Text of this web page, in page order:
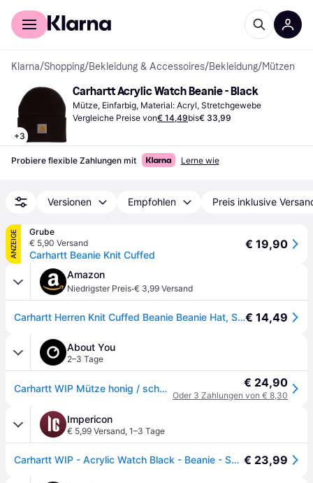
Für Shopper
Klarna/Shopping/Bekleidung & Accessoires/Bekleidung/Mützen
+3
Carhartt Acrylic Watch Beanie - Black
Mütze, Einfarbig, Material: Acryl, Stretchgewebe
Vergleiche Preise von€ 14,49bis€ 33,99
Probiere flexible Zahlungen mit Lerne wie
Versionen Empfohlen Preis inklusive
ANZEIGE
Grube
€ 5,90 Versand
Carhartt Beanie Knit Cuffed
€ 19,90
Amazon
Niedrigster Preis·€ 3,99 Versand
Carhartt Herren Knit Cuffed Beanie Beanie Hat, Schwarz, Einheitsgröße€ 14,49
About You
2–3 Tage
Carhartt WIP Mütze honig / schwarz / weiß € 24,90
Oder 3 Zahlungen von € 8,30
Impericon
€ 5,99 Versand, 1–3 Tage
Carhartt WIP - Acrylic Watch Black - Beanie - Schwarz - Onesize - 100% Polyacryl € 23,99